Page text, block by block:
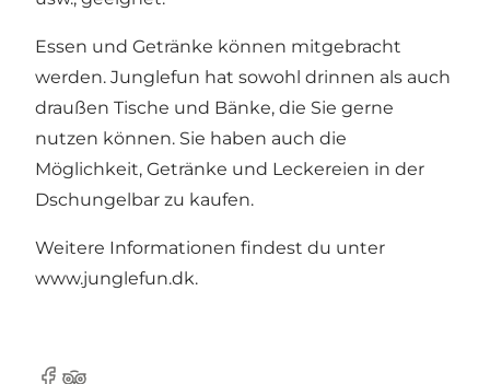
Essen und Getränke können mitgebracht
werden. Junglefun hat sowohl drinnen als auch
draußen Tische und Bänke, die Sie gerne
nutzen können. Sie haben auch die
Möglichkeit, Getränke und Leckereien in der
Dschungelbar zu kaufen.
Weitere Informationen findest du unter
www.junglefun.dk.